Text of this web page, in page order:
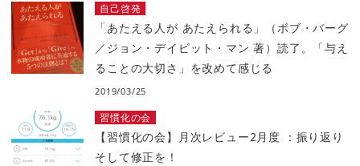
自己啓発
「あたえる人が あたえられる」（ボブ・バーグ
／ジョン・デイビット・マン 著）読了。「与え
ることの大切さ」を改めて感じる
2019/03/25
習慣化の会
【習慣化の会】月次レビュー2月度 ：振り返り
そして修正を！